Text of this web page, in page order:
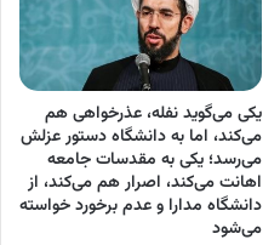
یکی می‌گوید نفله، عذرخواهی هم
می‌کند، اما به دانشگاه دستور عزلش
می‌رسد؛ یکی به مقدسات جامعه
اهانت می‌کند، اصرار هم می‌کند، از
دانشگاه مدارا و عدم برخورد خواسته
می‌شود